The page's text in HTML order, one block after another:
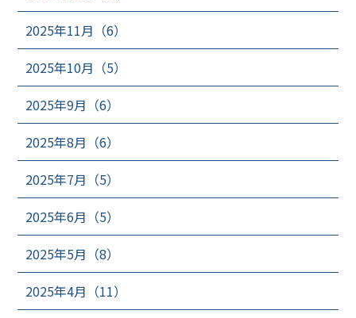
2025年11月（6）
2025年10月（5）
2025年9月（6）
2025年8月（6）
2025年7月（5）
2025年6月（5）
2025年5月（8）
2025年4月（11）